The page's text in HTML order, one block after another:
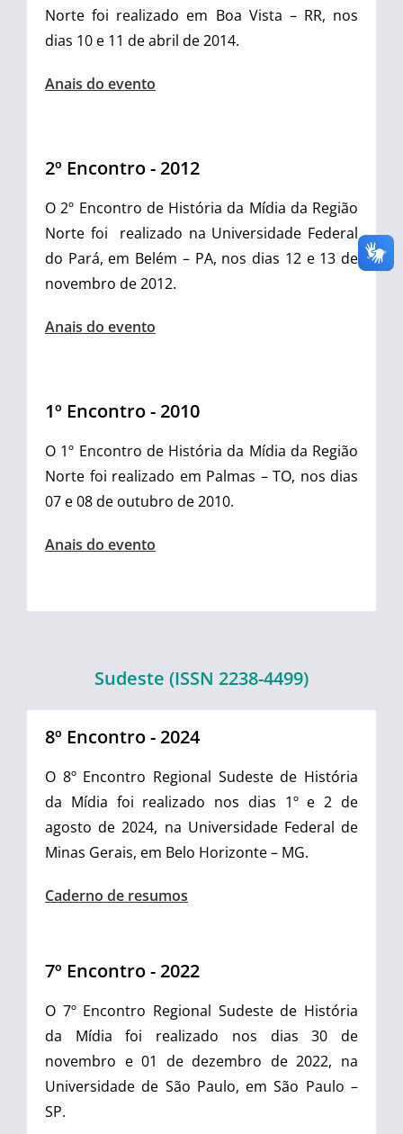
Norte foi realizado em Boa Vista – RR, nos
dias 10 e 11 de abril de 2014.
Anais do evento
2º Encontro - 2012
O 2º Encontro de História da Mídia da Região
Norte foi
realizado na Universidade Federal
do Pará, em Belém – PA, nos dias 12 e 13 de
novembro de 2012.
Anais do evento
1º Encontro - 2010
O 1º Encontro de História da Mídia da Região
Norte foi realizado em Palmas – TO, nos dias
07 e 08 de outubro de 2010.
Anais do evento
Sudeste (ISSN 2238-4499)
8º Encontro - 2024
O 8º Encontro Regional Sudeste de História
da Mídia foi realizado nos dias 1º e 2 de
agosto de 2024, na Universidade Federal de
Minas Gerais, em Belo Horizonte – MG.
Caderno de resumos
7º Encontro - 2022
O 7º Encontro Regional Sudeste de História
da Mídia foi realizado nos dias 30 de
novembro e 01 de dezembro de 2022, na
Universidade de São Paulo, em São Paulo –
SP.